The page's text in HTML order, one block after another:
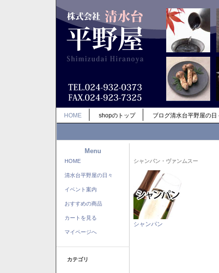
HOME shopのトップ ブログ清水台平野屋の日
Menu
HOME
清水台平野屋の日々
イベント案内
おすすめの商品
カートを見る
マイページへ
カテゴリ
シャンパン・ヴァンムスー
シャンパン